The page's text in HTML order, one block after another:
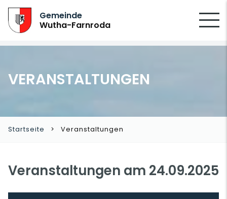
Gemeinde
Wutha-Farnroda
VERANSTALTUNGEN
Startseite Veranstaltungen
Veranstaltungen am 24.09.2025